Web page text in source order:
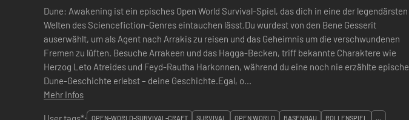
Dune: Awakening ist ein episches Open World Survival-Spiel, das dich in eine der legendärsten
Welten des Sciencefiction-Genres eintauchen lässt.Du wurdest von den Bene Gesserit
auserwählt, um als Agent nach Arrakis zu reisen und das Geheimnis um die verschwundenen
Fremen zu lüften. Besuche Arrakeen und das Hagga-Becken, triff bekannte Charaktere wie
Herzog Leto Atreides und Feyd-Rautha Harkonnen, während du eine noch nie erzählte epische
Dune-Geschichte erlebst – deine Geschichte.Egal, o...
Mehr Infos
OPEN-WORLD-SURVIVAL-CRAFT SURVIVAL OPEN WORLD BASENBAU ROLLENSPIEL ...